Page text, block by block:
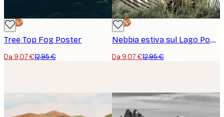
-30%*
Tree Top Fog Poster
Da 9,07 €12,95 €
-30%*
Nebbia estiva sul Lago Poster
Da 9,07 €12,95 €